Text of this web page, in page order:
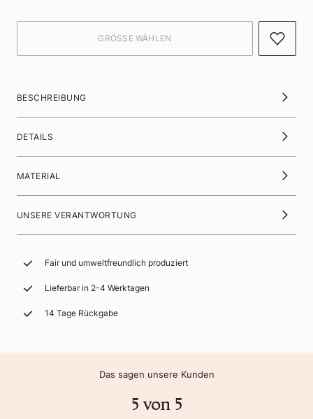
BESCHREIBUNG
DETAILS
MATERIAL
UNSERE VERANTWORTUNG
Fair und umweltfreundlich produziert
Lieferbar in 2-4 Werktagen
14 Tage Rückgabe
Das sagen unsere Kunden
5 von 5